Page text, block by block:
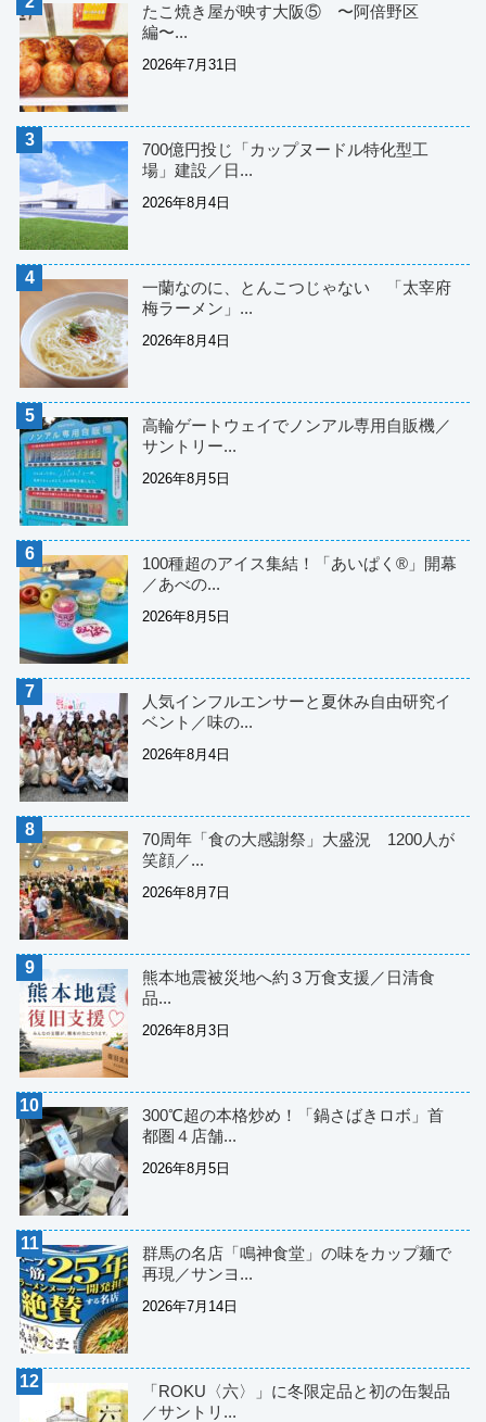
たこ焼き屋が映す大阪⑤ 〜阿倍野区
編〜...
2026年7月31日
700億円投じ「カップヌードル特化型工
場」建設／日...
2026年8月4日
一蘭なのに、とんこつじゃない 「太宰府
梅ラーメン」...
2026年8月4日
高輪ゲートウェイでノンアル専用自販機／
サントリー...
2026年8月5日
100種超のアイス集結！「あいぱく®」開幕
／あべの...
2026年8月5日
人気インフルエンサーと夏休み自由研究イ
ベント／味の...
2026年8月4日
70周年「食の大感謝祭」大盛況 1200人が
笑顔／...
2026年8月7日
熊本地震被災地へ約３万食支援／日清食
品...
2026年8月3日
300℃超の本格炒め！「鍋さばきロボ」首
都圏４店舗...
2026年8月5日
群馬の名店「鳴神食堂」の味をカップ麺で
再現／サンヨ...
2026年7月14日
「ROKU〈六〉」に冬限定品と初の缶製品
／サントリ...